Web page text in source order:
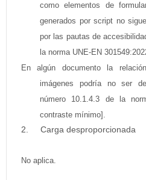
como elementos de
generados por script no
por las pautas de
la norma UNE-EN
En algún documento la
imágenes podría no ser
número 10.1.4.3 de la
contraste mínimo].
Carga desproporcionada
No aplica.